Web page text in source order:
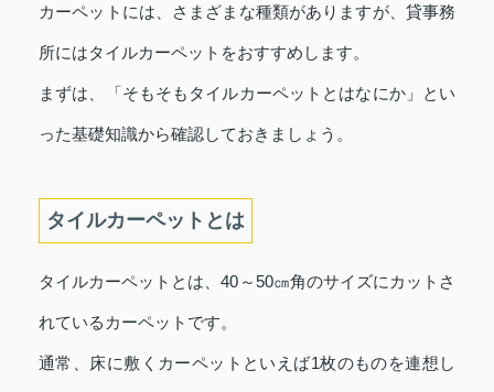
カーペットには、さまざまな種類がありますが、貸事務
所にはタイルカーペットをおすすめします。
まずは、「そもそもタイルカーペットとはなにか」とい
った基礎知識から確認しておきましょう。
タイルカーペットとは
タイルカーペットとは、40～50㎝角のサイズにカットさ
れているカーペットです。
通常、床に敷くカーペットといえば1枚のものを連想し